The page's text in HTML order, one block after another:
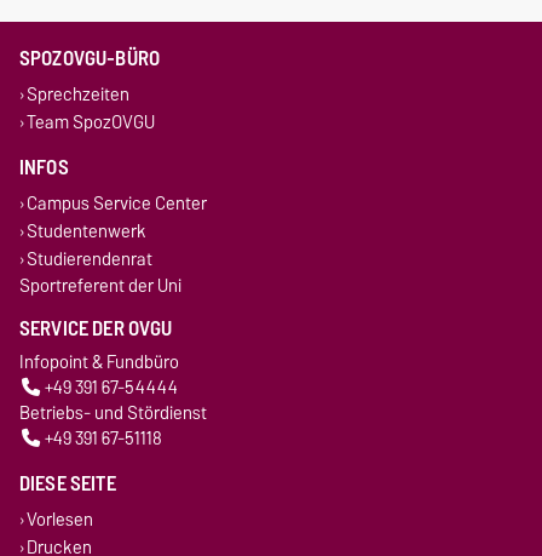
SPOZOVGU-BÜRO
Sprechzeiten
Team SpozOVGU
INFOS
Campus Service Center
Studentenwerk
Studierendenrat
Sportreferent der Uni
SERVICE DER OVGU
Infopoint & Fundbüro
+49 391 67-54444
Betriebs- und Stördienst
+49 391 67-51118
DIESE SEITE
Vorlesen
Drucken